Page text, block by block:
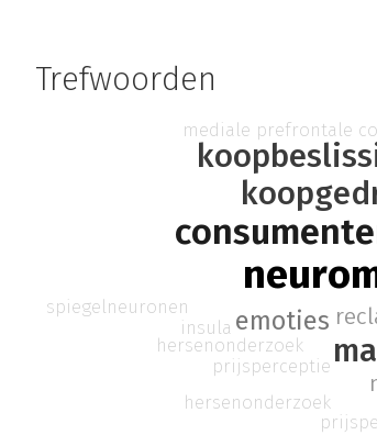
Trefwoorden
emoties
prijsperceptie
hersenonderzoek
insula
hersenonderzoek
spiegelneuronen
mediale prefrontale